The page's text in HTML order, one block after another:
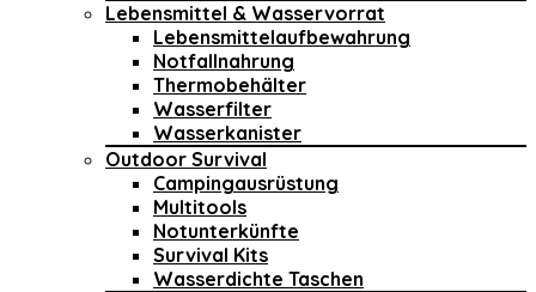
Lebensmittel & Wasservorrat
Lebensmittelaufbewahrung
Notfallnahrung
Thermobehälter
Wasserfilter
Wasserkanister
Outdoor Survival
Campingausrüstung
Multitools
Notunterkünfte
Survival Kits
Wasserdichte Taschen